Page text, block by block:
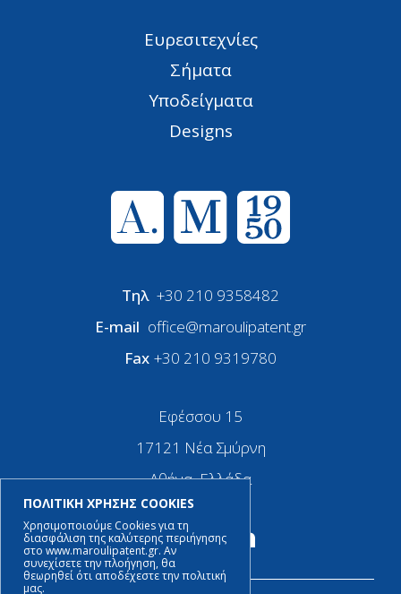
ΠΟΛΙΤΙΚΗ ΧΡΗΣΗΣ COOKIES
Χρησιμοποιούμε Cookies για τη
διασφάλιση της καλύτερης περιήγησης
στο www.maroulipatent.gr. Αν
συνεχίσετε την πλοήγηση, θα
θεωρηθεί ότι αποδέχεστε την πολιτική
μας.
Ευρεσιτεχνίες
Σήματα
Υποδείγματα
Designs
Τηλ +30 210 9358482
E-mail office@maroulipatent.gr
Fax +30 210 9319780
Εφέσσου 15
17121 Νέα Σμύρνη
Αθήνα, Ελλάδα